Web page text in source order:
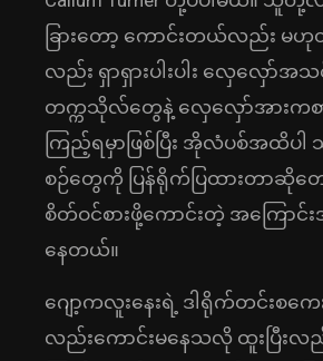
ခြားတော့ ကောင်းတယ်လည်း မဟုတ်
လည်း ရှာရှားပါးပါး လှေလှော်အ
တက္ကသိုလ်တွေနဲ့ လှေလှော်အားကစ
ကြည့်ရမှာဖြစ်ပြီး အိုလံပစ်အထိပါ
စဉ်တွေကို ပြန်ရိုက်ပြထားတာဆိုတ
စိတ်ဝင်စားဖို့ကောင်းတဲ့ အကြောင်
နေတယ်။
ဂျော့ကလူးနေးရဲ့ ဒါရိုက်တင်းစကေ
လည်းကောင်းမနေသလို ထူးပြီးလ